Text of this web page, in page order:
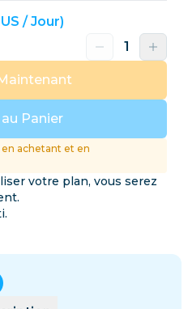
/ Jour)
Panier
en achetant et en
votre plan, vous serez